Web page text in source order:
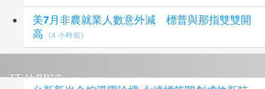
美7月非農就業人數意外減 標普與那指雙雙開
高
(4 小時前)
延伸閱讀